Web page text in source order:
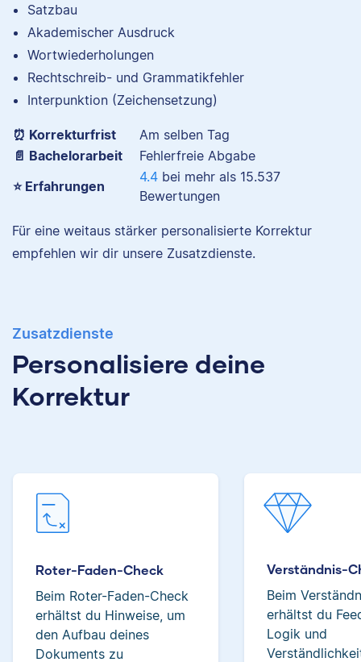
Satzbau
Akademischer Ausdruck
Wortwiederholungen
Rechtschreib- und Grammatikfehler
Interpunktion (Zeichensetzung)
⏰ Korrekturfrist
Am selben Tag
📄 Bachelorarbeit
Fehlerfreie Abgabe
⭐ Erfahrungen
4.4 bei mehr als 15.537
Bewertungen
Für eine weitaus stärker personalisierte Korrektur
empfehlen wir dir unsere Zusatzdienste.
Zusatzdienste
Personalisiere deine
Korrektur
Roter-Faden-Check
Beim Roter-Faden-Check
erhältst du Hinweise, um
den Aufbau deines
Dokuments zu
Verständnis-
Beim
erhältst du
Logik und
Nina hat Germanistik
und Musikerziehung
Senior-Korrektorin für
Scribbr und begeistert
Sprache zu tun hat.
Albert hat Deutsch
und Geschichte
studiert und mag an
seiner Arbeit als
Verena
Verena hat BWL
Scribbr-Korrektorin
arbeitet Verena in der
Branche.
Jonathan